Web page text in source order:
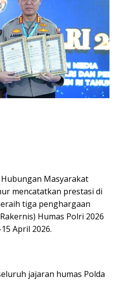
Masyarakat
mencatatkan prestasi di
tiga penghargaan
Humas Polri 2026
April 2026.
jajaran humas Polda